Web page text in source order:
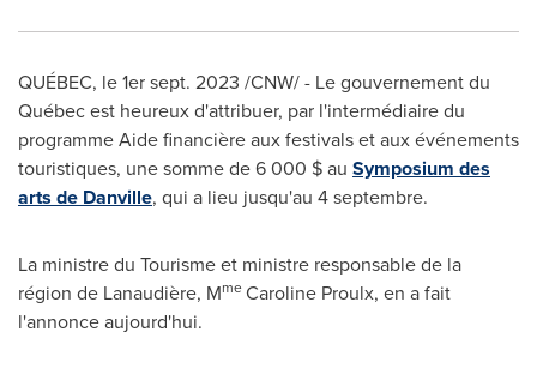
QUÉBEC, le 1ersept. 2023 /CNW/ - Le gouvernement du
Québec est heureux d'attribuer, par l'intermédiaire du
programme Aide financière aux festivals et aux événements
touristiques, une somme de 6 000 $ au Symposium des
arts de Danville, qui a lieu jusqu'au 4 septembre.
La ministre du Tourisme et ministre responsable de la
région de Lanaudière, MmeCaroline Proulx, en a fait
l'annonce aujourd'hui.